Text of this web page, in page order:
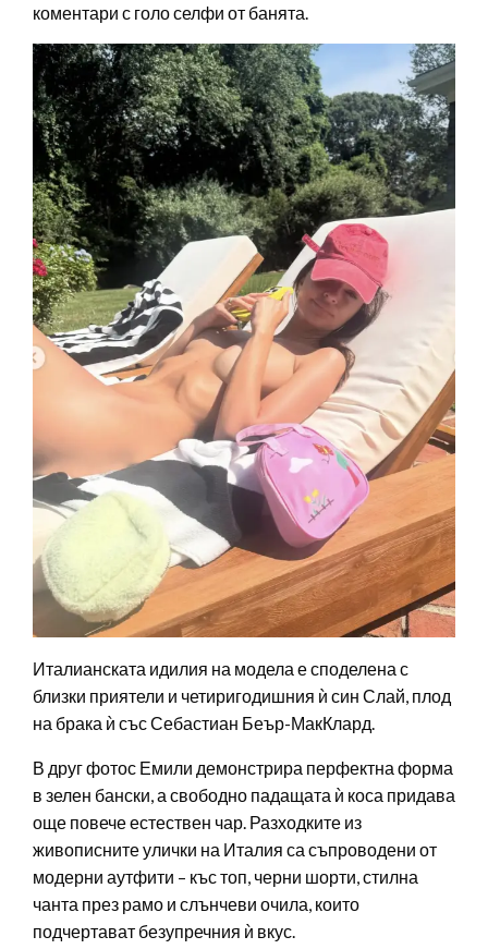
коментари с голо селфи от банята.
Италианската идилия на модела е споделена с
близки приятели и четиригодишния ѝ син Слай, плод
на брака ѝ със Себастиан Беър-МакКлард.
В друг фотос Емили демонстрира перфектна форма
в зелен бански, а свободно падащата ѝ коса придава
още повече естествен чар. Разходките из
живописните улички на Италия са съпроводени от
модерни аутфити – къс топ, черни шорти, стилна
чанта през рамо и слънчеви очила, които
подчертават безупречния ѝ вкус.